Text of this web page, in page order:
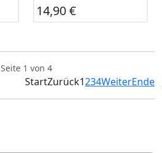
14,90 €
Seite 1 von 4
StartZurück1234WeiterEnde